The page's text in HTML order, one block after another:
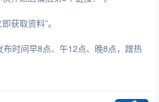
获取资料”。
时间早8点、午12点、晚8点，蹭热